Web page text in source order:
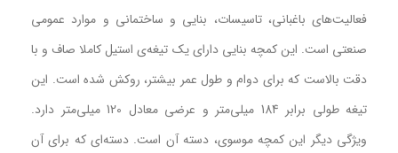
فعالیت‌های باغبانی، تاسیسات، بنایی و ساختمانی و موارد عمومی
صنعتی است. این کمچه بنایی دارای یک تیغه‌ی استیل کاملا صاف و با
دقت بالاست که برای دوام و طول عمر بیشتر، روکش شده است. این
تیغه طولی برابر 184 میلی‌متر و عرضی معادل 120 میلی‌متر دارد.
ویژگی دیگر این کمچه موسوی، دسته آن است. دسته‌ای که برای آن